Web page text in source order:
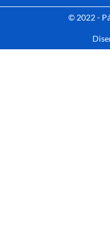
© 2022 -